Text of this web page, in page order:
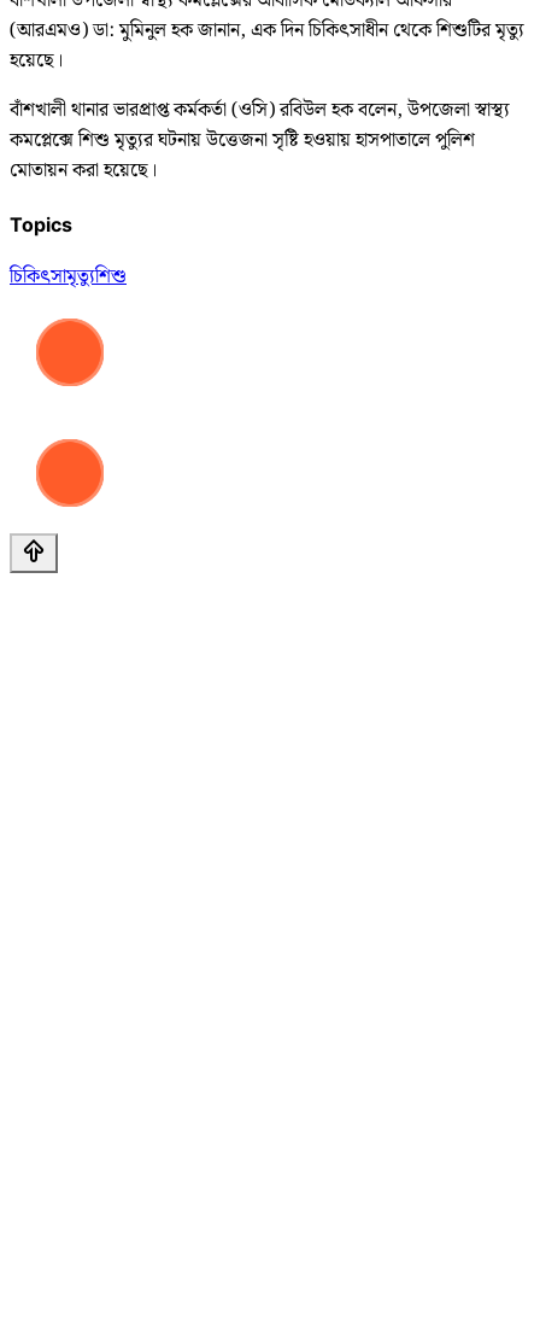
(আরএমও) ডা: মুমিনুল হক জানান, এক দিন চিকিৎসাধীন থেকে শিশুটির মৃত্যু
হয়েছে।
বাঁশখালী থানার ভারপ্রাপ্ত কর্মকর্তা (ওসি) রবিউল হক বলেন, উপজেলা স্বাস্থ্য
কমপ্লেক্সে শিশু মৃত্যুর ঘটনায় উত্তেজনা সৃষ্টি হওয়ায় হাসপাতালে পুলিশ
মোতায়ন করা হয়েছে।
Topics
চিকিৎসামৃত্যুশিশু